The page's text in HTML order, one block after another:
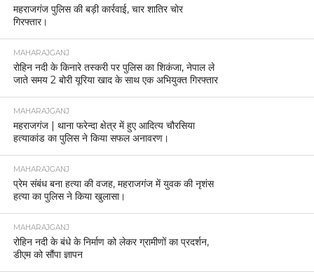
महराजगंज पुलिस की बड़ी कार्रवाई, चार शातिर चोर
गिरफ्तार।
MAHARAJGANJ
रोहिन नदी के किनारे तस्करी पर पुलिस का शिकंजा, नेपाल ले
जाते समय 2 बोरी यूरिया खाद के साथ एक अभियुक्त गिरफ्तार
MAHARAJGANJ
महराजगंज | थाना फरेन्दा क्षेत्र में हुए आदित्य चौरसिया
हत्याकांड का पुलिस ने किया सफल अनावरण।
MAHARAJGANJ
प्रेम संबंध बना हत्या की वजह, महराजगंज में युवक की नृशंस
हत्या का पुलिस ने किया खुलासा।
MAHARAJGANJ
रोहिन नदी के बंधे के निर्माण को लेकर ग्रामीणों का प्रदर्शन,
डीएम को सौंपा ज्ञापन